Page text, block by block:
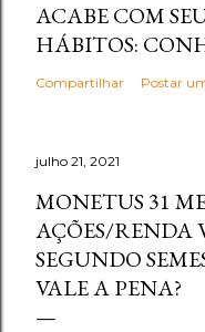
ACABE COM
HÁBITOS:
Compartilhar Postar
julho 21, 2021
MONETUS 31
AÇÕES/RENDA
SEGUNDO
VALE A PENA?